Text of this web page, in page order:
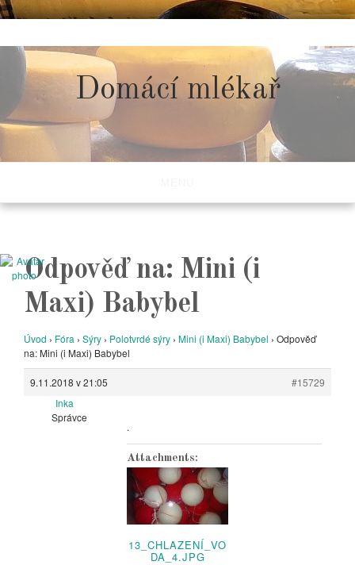
to
content
Domácí mlékař
Odpověď na: Mini (i
Maxi) Babybel
Úvod › Fóra › Sýry › Polotvrdé sýry › Mini (i Maxi) Babybel › Odpověď
na: Mini (i Maxi) Babybel
9.11.2018 v 21:05
#15729
Inka
Správce
.
Attachments:
13_CHLAZENÍ_VO
DA_4.JPG